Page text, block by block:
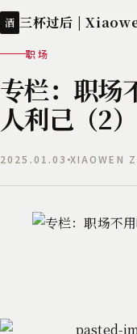
酒
职场
专栏：职场
人利己（2）
2025.01.03 XIAOWEN